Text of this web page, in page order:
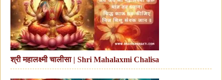
श्री महालक्ष्मी चालीसा | Shri Mahalaxmi Chalisa